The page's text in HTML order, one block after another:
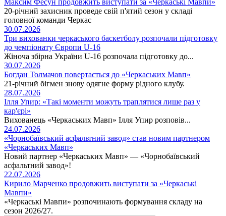
Максим Фесун продовжить виступати за «Черкаські Мавпи»
20-річний захисник проведе свій п'ятий сезон у складі
головної команди Черкас
30.07.2026
Три вихованки черкаського баскетболу розпочали підготовку
до чемпіонату Європи U-16
Жіноча збірна України U-16 розпочала підготовку до...
30.07.2026
Богдан Толмачов повертається до «Черкаських Мавп»
21-річний бігмен знову одягне форму рідного клубу.
28.07.2026
Ілля Упир: «Такі моменти можуть траплятися лише раз у
кар'єрі»
Вихованець «Черкаських Мавп» Ілля Упир розповів...
24.07.2026
«Чорнобаївський асфальтний завод» став новим партнером
«Черкаських Мавп»
Новий партнер «Черкаських Мавп» — «Чорнобаївський
асфальтний завод»!
22.07.2026
Кирило Марченко продовжить виступати за «Черкаські
Мавпи»
«Черкаські Мавпи» розпочинають формування складу на
сезон 2026/27.